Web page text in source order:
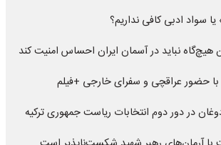
سواد ادبی کافی نداریم؟
نباید در آسمان ایران احساس امنیت کند
با حضور عراقچی و سفرای خارجی +فیلم
در دور دوم انتخابات ریاست جمهوری ترکیه